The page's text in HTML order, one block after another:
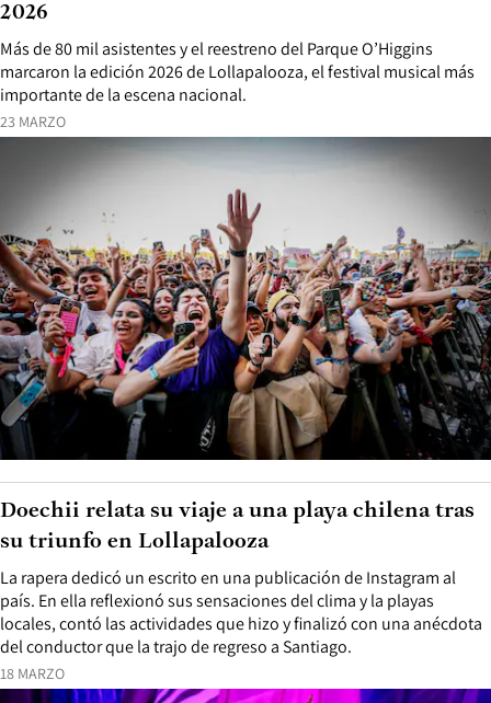
23 MARZO
Más de 80 mil asistentes y el reestreno del Parque O’Higgins
marcaron la edición 2026 de Lollapalooza, el festival musical más
importante de la escena nacional.
2026
18 MARZO
La rapera dedicó un escrito en una publicación de Instagram al
país. En ella reflexionó sus sensaciones del clima y la playas
locales, contó las actividades que hizo y finalizó con una anécdota
del conductor que la trajo de regreso a Santiago.
Doechii relata su viaje a una playa chilena tras
su triunfo en Lollapalooza